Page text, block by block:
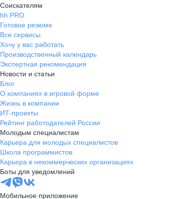
Соискателям
hh PRO
Готовое резюме
Все сервисы
Хочу у вас работать
Производственный календарь
Экспертная рекомендация
Новости и статьи
Блог
О компаниях в игровой форме
Жизнь в компании
ИТ-проекты
Рейтинг работодателей России
Молодым специалистам
Карьера для молодых специалистов
Школа программистов
Карьера в некоммерческих организациях
Боты для уведомлений
Мобильное приложение